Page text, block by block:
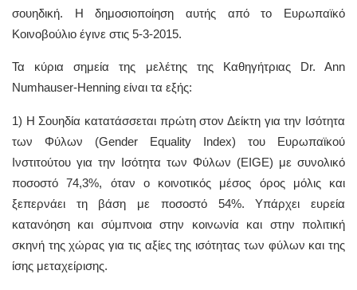
σουηδική. Η δημοσιοποίηση αυτής από το Ευρωπαϊκό
Κοινοβούλιο έγινε στις 5-3-2015.
Τα κύρια σημεία της μελέτης της Καθηγήτριας Dr. Ann
Numhauser-Henning είναι τα εξής:
1) Η Σουηδία κατατάσσεται πρώτη στον Δείκτη για την Ισότητα
των Φύλων (Gender Equality Index) του Ευρωπαϊκού
Ινστιτούτου για την Ισότητα των Φύλων (EIGE) με συνολικό
ποσοστό 74,3%, όταν ο κοινοτικός μέσος όρος μόλις και
ξεπερνάει τη βάση με ποσοστό 54%. Υπάρχει ευρεία
κατανόηση και σύμπνοια στην κοινωνία και στην πολιτική
σκηνή της χώρας για τις αξίες της ισότητας των φύλων και της
ίσης μεταχείρισης.